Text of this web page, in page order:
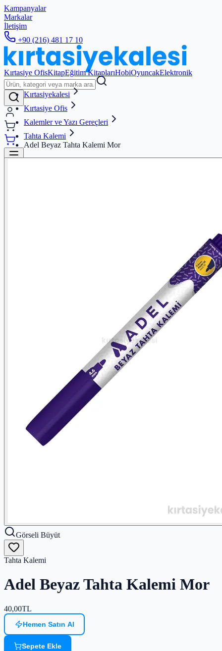
Kampanyalar
Markalar
İletişim
+90 (216) 481 17 10
Kırtasiye OfisKitapEğitim KitaplarıHobiOyuncakElektronik
Kırtasiyekalesi
Kırtasiye Ofis
Kalemler ve Yazı Gereçleri
Tahta Kalemi
Adel Beyaz Tahta Kalemi Mor
Görseli Büyüt
Tahta Kalemi
Adel Beyaz Tahta Kalemi Mor
40,00TL
Hemen Satın Al
Sepete Ekle